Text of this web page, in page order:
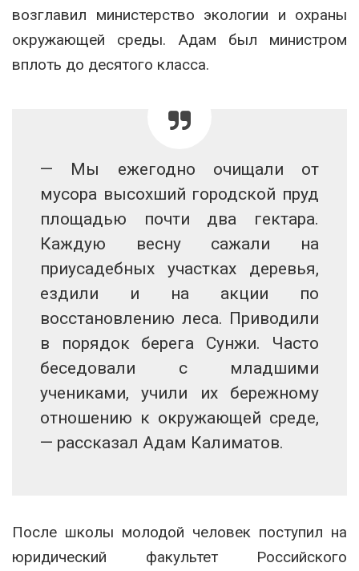
возглавил министерство экологии и охраны
окружающей среды. Адам был министром
вплоть до десятого класса.
— Мы ежегодно очищали от
мусора высохший городской пруд
площадью почти два гектара.
Каждую весну сажали на
приусадебных участках деревья,
ездили и на акции по
восстановлению леса. Приводили
в порядок берега Сунжи. Часто
беседовали с младшими
учениками, учили их бережному
отношению к окружающей среде,
— рассказал Адам Калиматов.
После школы молодой человек поступил на
юридический факультет Российского